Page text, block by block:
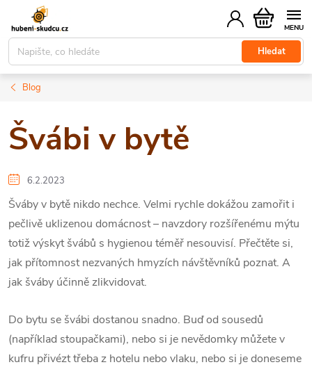
obsah
Hledat
Nákupní
košík
Blog
Švábi v bytě
6.2.2023
Šváby v bytě nikdo nechce. Velmi rychle dokážou zamořit i
pečlivě uklizenou domácnost – navzdory rozšířenému mýtu
totiž výskyt švábů s hygienou téměř nesouvisí. Přečtěte si,
jak přítomnost nezvaných hmyzích návštěvníků poznat. A
jak šváby účinně zlikvidovat.
Do bytu se švábi dostanou snadno. Buď od sousedů
(například stoupačkami), nebo si je nevědomky můžete v
kufru přivézt třeba z hotelu nebo vlaku, nebo si je doneseme